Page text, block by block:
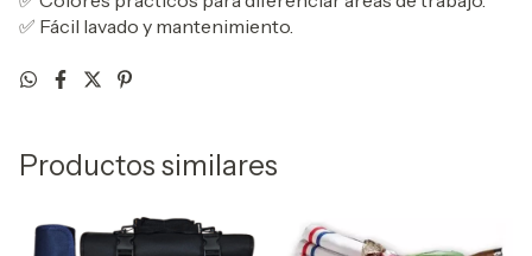
✅ Fácil lavado y mantenimiento.
Productos similares